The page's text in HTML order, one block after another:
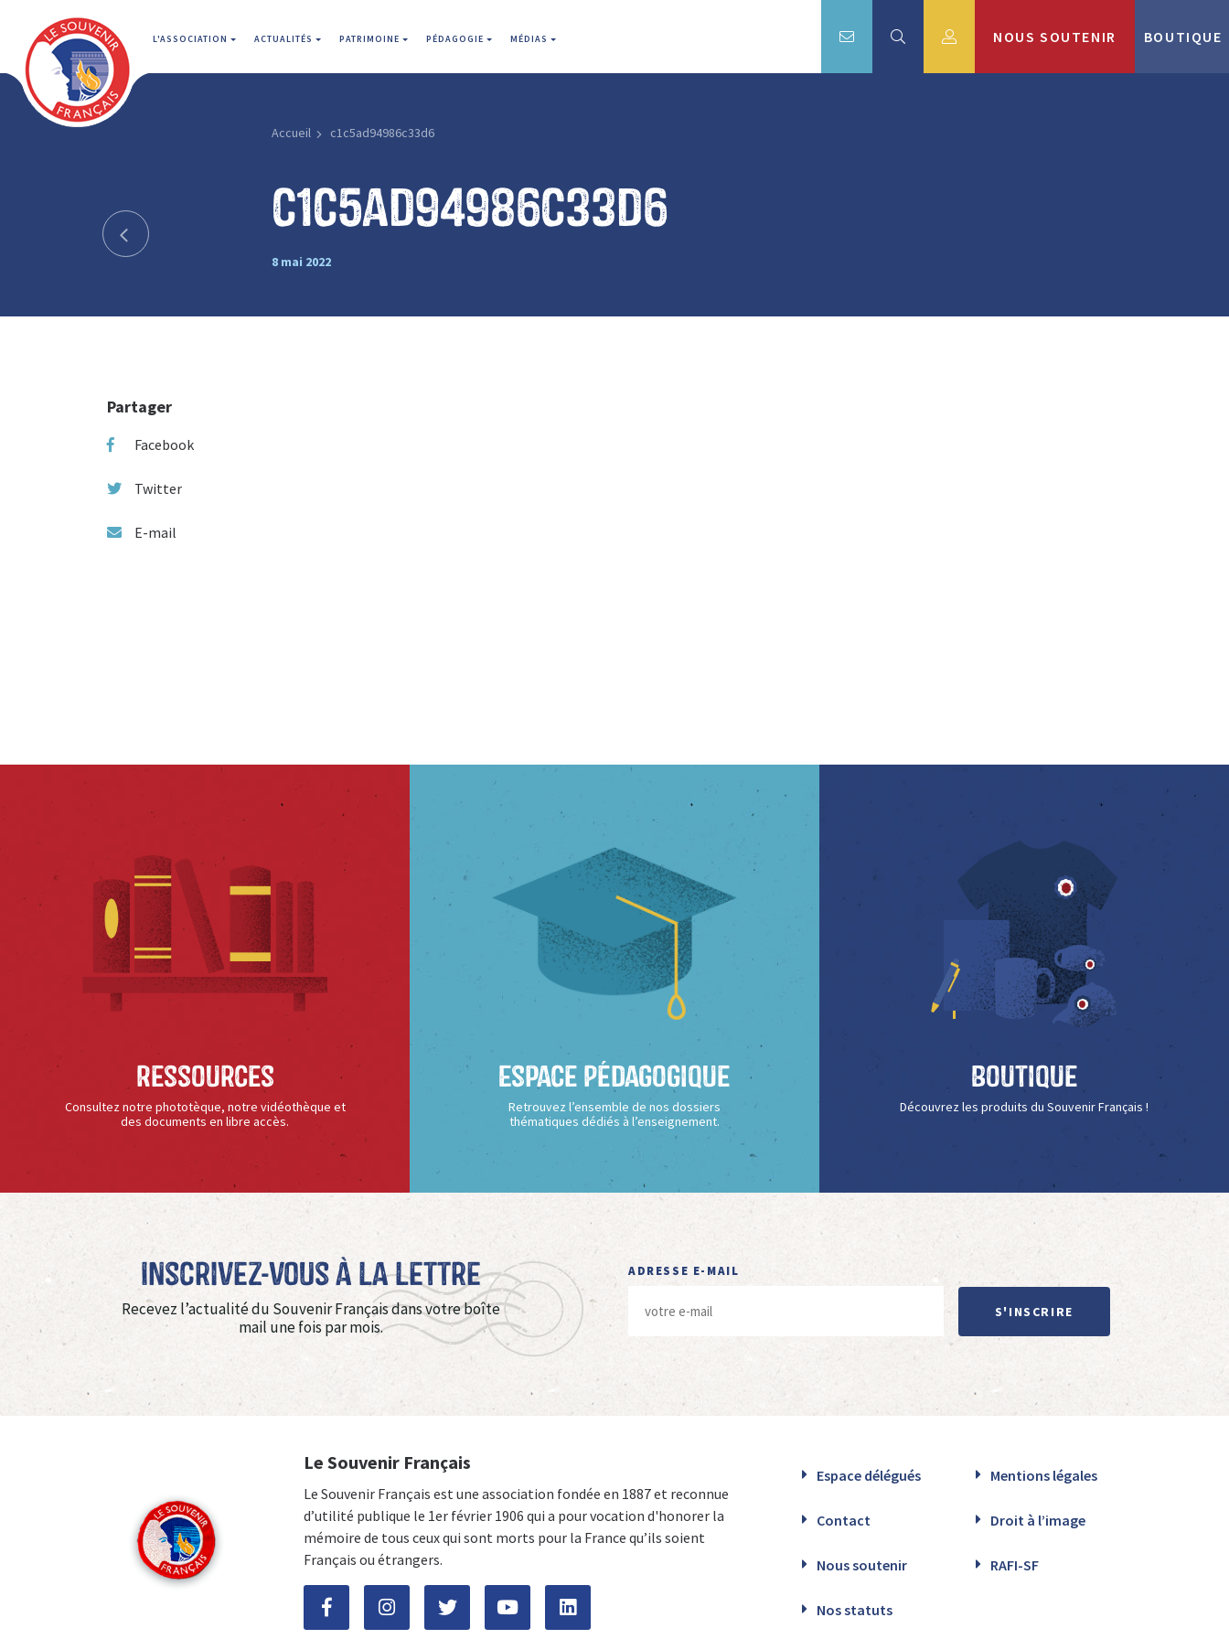
L'ASSOCIATION ACTUALITÉS PATRIMOINE PÉDAGOGIE MÉDIAS NOUS SOUTENIR BOUTIQUE
Accueil c1c5ad94986c33d6
c1c5ad94986c33d6
8 mai 2022
Partager
Facebook
Twitter
E-mail
Ressources
Consultez notre phototèque, notre vidéothèque et
des documents en libre accès.
Espace Pédagogique
Retrouvez l’ensemble de nos dossiers
thématiques dédiés à l’enseignement.
Boutique
Découvrez les produits du Souvenir Français !
Inscrivez-vous à La Lettre
Recevez l’actualité du Souvenir Français dans votre boîte
mail une fois par mois.
ADRESSE E-MAIL
S'INSCRIRE
Le Souvenir Français
Le Souvenir Français est une association fondée en 1887 et reconnue
d’utilité publique le 1er février 1906 qui a pour vocation d'honorer la
mémoire de tous ceux qui sont morts pour la France qu’ils soient
Français ou étrangers.
Espace délégués Mentions légales
Contact Droit à l’image
Nous soutenir RAFI-SF
Nos statuts